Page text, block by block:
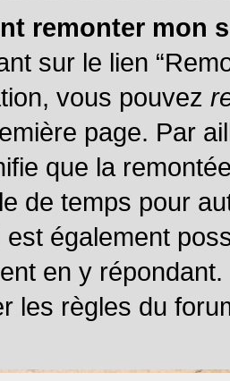
remonter mon
sur le lien
vous pouvez
page. Par
que la
de temps pour
est également
en y
les règles du